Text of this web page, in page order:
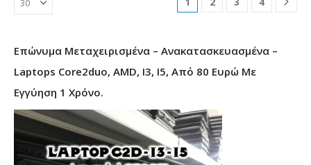
Επώνυμα Μεταχειρισμένα – Ανακατασκευασμένα –
Laptops Core2duo, AMD, I3, I5, Από 80 Ευρώ Με
Εγγύηση 1 Χρόνο.